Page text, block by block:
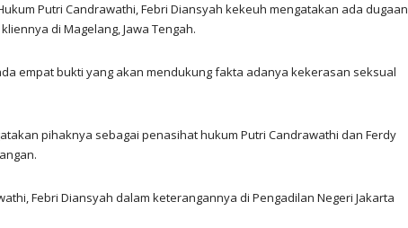
Putri Candrawathi, Febri Diansyah kekeuh mengatakan ada dugaan
di Magelang, Jawa Tengah.
empat bukti yang akan mendukung fakta adanya kekerasan seksual
pihaknya sebagai penasihat hukum Putri Candrawathi dan Ferdy
Febri Diansyah dalam keterangannya di Pengadilan Negeri Jakarta